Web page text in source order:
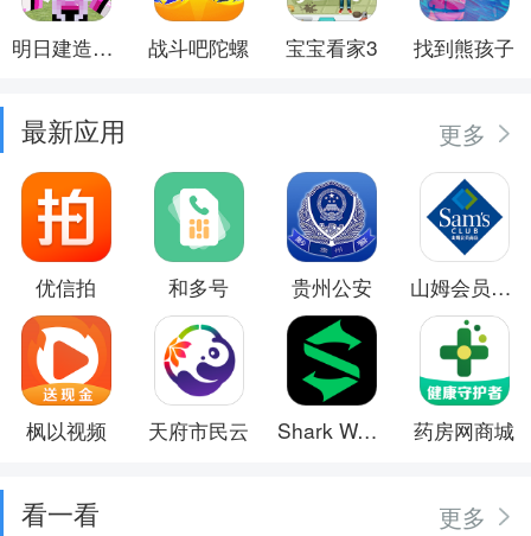
明日建造大师 战斗吧陀螺 宝宝看家3 找到熊孩子
最新应用 更多
优信拍 和多号 贵州公安 山姆会员商店
枫以视频 天府市民云 Shark Wear 药房网商城
看一看 更多